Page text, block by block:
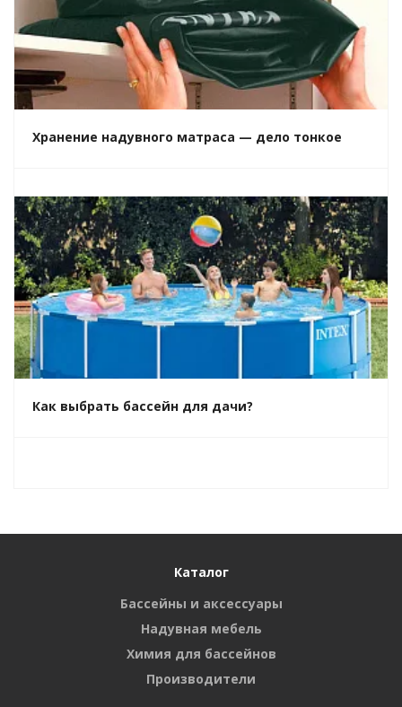
Хранение надувного матраса — дело тонкое
Как выбрать бассейн для дачи?
Каталог
Бассейны и аксессуары
Надувная мебель
Химия для бассейнов
Производители